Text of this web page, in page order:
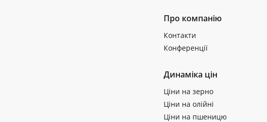
Про компанію
Контакти
Конференції
Динаміка цін
Ціни на зерно
Ціни на олійні
Ціни на пшеницю